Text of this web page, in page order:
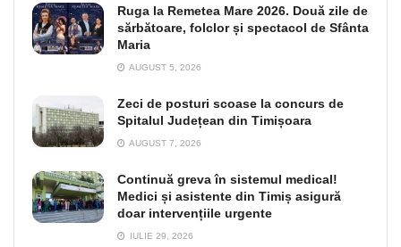
Ruga la Remetea Mare 2026. Două zile de
sărbătoare, folclor și spectacol de Sfânta
Maria
AUGUST 5, 2026
Zeci de posturi scoase la concurs de
Spitalul Județean din Timișoara
AUGUST 7, 2026
Continuă greva în sistemul medical!
Medici și asistente din Timiș asigură
doar intervențiile urgente
IULIE 29, 2026